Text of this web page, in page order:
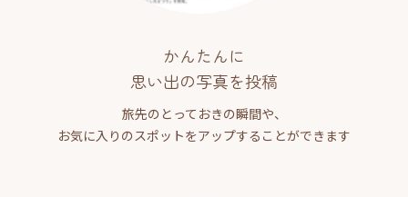
かんたんに
思い出の写真を投稿
旅先のとっておきの瞬間や、
お気に入りのスポットをアップすることができます